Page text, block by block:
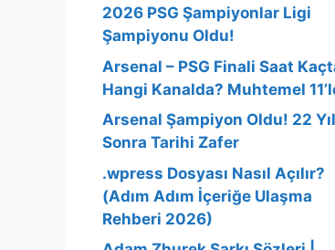
2026 PSG Şampiyonlar Ligi
Şampiyonu Oldu!
Arsenal – PSG Finali Saat
Hangi Kanalda? Muhtemel
Arsenal Şampiyon Oldu! 22 Yıl
Sonra Tarihi Zafer
.wpress Dosyası Nasıl Açılır?
(Adım Adım İçeriğe Ulaşma
Rehberi 2026)